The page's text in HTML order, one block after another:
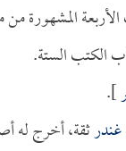
المشهورة
الكتب الستة.
].
غندرثقة، أخرج له